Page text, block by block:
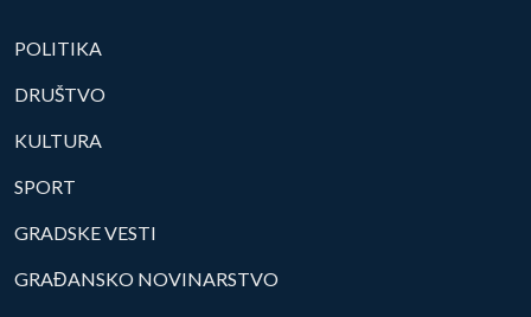
POLITIKA
DRUŠTVO
KULTURA
SPORT
GRADSKE VESTI
GRAĐANSKO NOVINARSTVO